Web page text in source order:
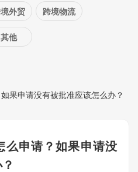
外贸 跨境物流
其他
果申请没有被批准应该怎么办？
么申请？如果申请没